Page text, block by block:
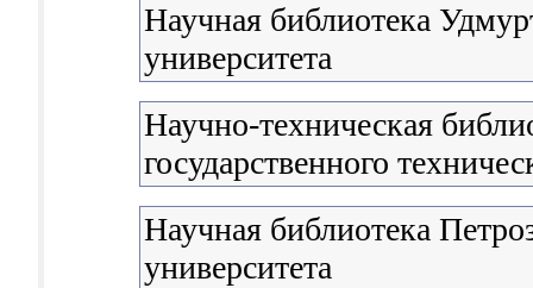
Научная библиотека
университета
Научно-техническая
государственного
Научная библиотека
университета